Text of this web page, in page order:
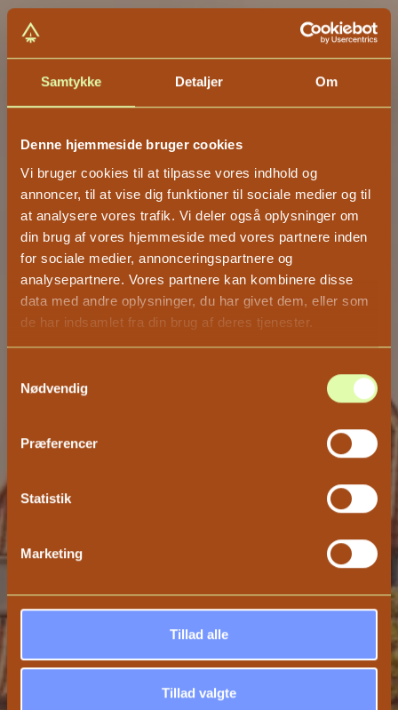
Samtykke Detaljer Om
Denne hjemmeside bruger cookies
Vi bruger cookies til at tilpasse vores indhold og
annoncer, til at vise dig funktioner til sociale medier og til
at analysere vores trafik. Vi deler også oplysninger om
din brug af vores hjemmeside med vores partnere inden
for sociale medier, annonceringspartnere og
analysepartnere. Vores partnere kan kombinere disse
data med andre oplysninger, du har givet dem, eller som
de har indsamlet fra din brug af deres tjenester.
Nødvendig
Præferencer
Statistik
Marketing
Tillad alle
Tillad valgte